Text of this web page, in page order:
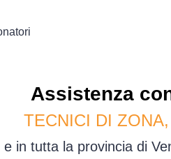
Assistenza
TECNICI DI
in tutta la provincia di